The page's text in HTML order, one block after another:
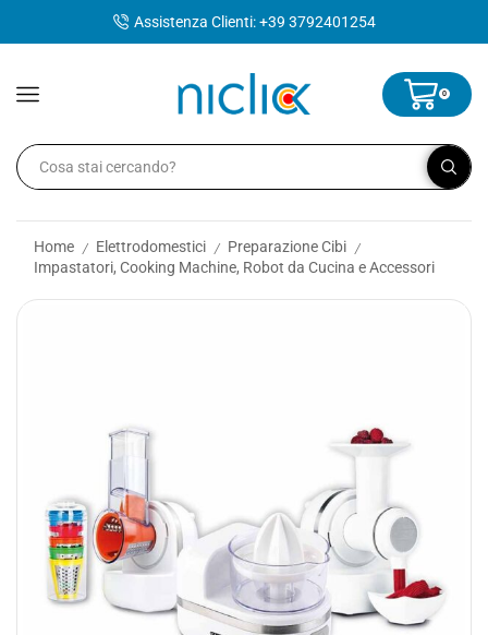
Assistenza Clienti: +39 3792401254
0
Home / Elettrodomestici / Preparazione Cibi /
Impastatori, Cooking Machine, Robot da Cucina e Accessori